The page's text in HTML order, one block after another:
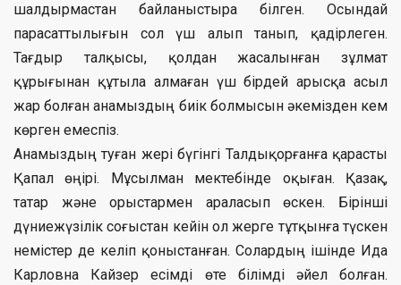
шалдырмастан байланыстыра білген. Осындай
парасаттылығын сол үш алып танып, қадірлеген.
Тағдыр талқысы, қолдан жасалынған зұлмат
құрығынан құтыла алмаған үш бірдей арысқа асыл
жар болған анамыздың биік болмысын әкемізден кем
көрген емеспіз.
Анамыздың туған жері бүгінгі Талдықорғанға қарасты
Қапал өңірі. Мұсылман мектебінде оқыған. Қазақ,
татар және орыстармен араласып өскен. Бірінші
дүниежүзілік соғыстан кейін ол жерге тұтқынға түскен
немістер де келіп қоныстанған. Солардың ішінде Ида
Карловна Кайзер есімді өте білімді әйел болған.